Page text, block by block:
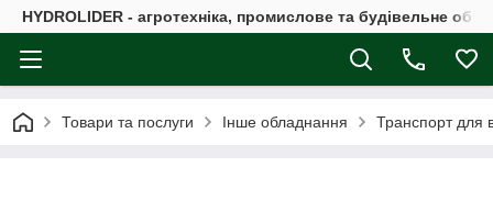
HYDROLIDER - агротехніка, промислове та будівельне
Товари та послуги Інше обладнання Транспорт для